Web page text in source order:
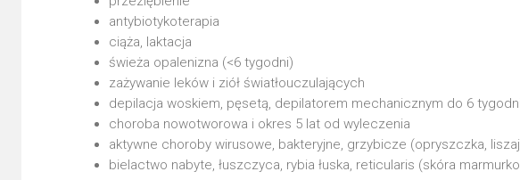
antybiotykoterapia
ciąża, laktacja
świeża opalenizna (<6 tygodni)
zażywanie leków i ziół światłouczulających
depilacja woskiem, pęsetą, depilatorem mechanicznym do 6
choroba nowotworowa i okres 5 lat od wyleczenia
aktywne choroby wirusowe, bakteryjne, grzybicze (opryszczka,
bielactwo nabyte, łuszczyca, rybia łuska, reticularis (skóra